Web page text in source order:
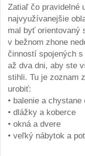
Zatiaľ čo pravidelné
najvyužívanejšie
mal byť orientovaný
v bežnom zhone
činností spojených
až dva dni, aby ste
stihli. Tu je zoznam
urobiť:
• balenie a chystane
• dlážky a koberce
• okná a dvere
• veľký nábytok a